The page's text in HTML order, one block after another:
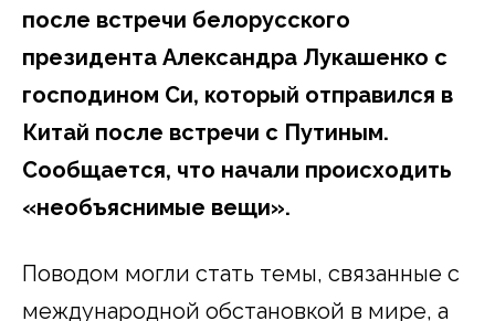
после встречи белорусского
президента Александра Лукашенко с
господином Си, который отправился в
Китай после встречи с Путиным.
Сообщается, что начали происходить
«необъяснимые вещи».
Поводом могли стать темы, связанные с
международной обстановкой в мире, а